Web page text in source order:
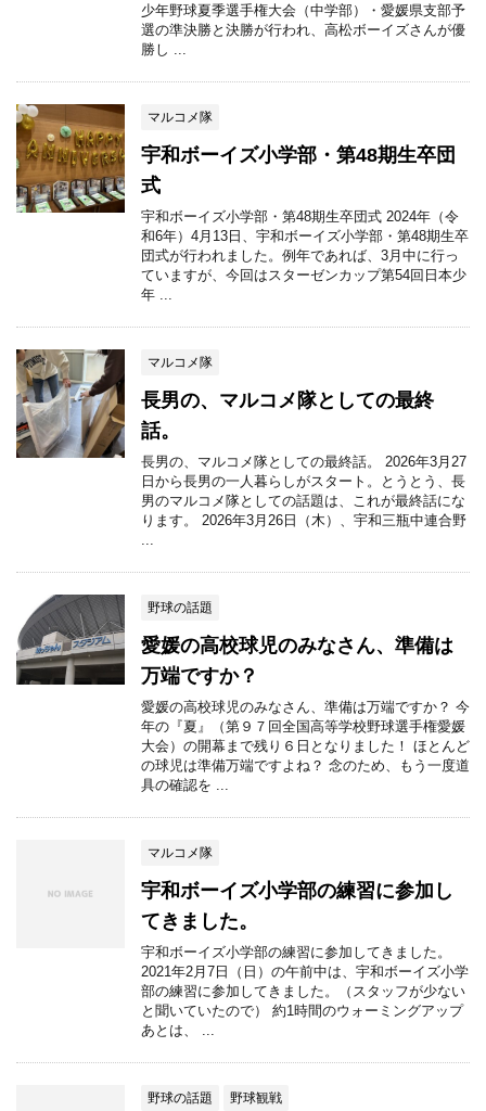
少年野球夏季選手権大会（中学部）・愛媛県支部予
選の準決勝と決勝が行われ、高松ボーイズさんが優
勝し ...
マルコメ隊
宇和ボーイズ小学部・第48期生卒団
式
宇和ボーイズ小学部・第48期生卒団式 2024年（令
和6年）4月13日、宇和ボーイズ小学部・第48期生卒
団式が行われました。例年であれば、3月中に行っ
ていますが、今回はスターゼンカップ第54回日本少
年 ...
マルコメ隊
長男の、マルコメ隊としての最終
話。
長男の、マルコメ隊としての最終話。 2026年3月27
日から長男の一人暮らしがスタート。とうとう、長
男のマルコメ隊としての話題は、これが最終話にな
ります。 2026年3月26日（木）、宇和三瓶中連合野
野球の話題
愛媛の高校球児のみなさん、準備は
万端ですか？
愛媛の高校球児のみなさん、準備は万端ですか？ 今
年の『夏』（第９７回全国高等学校野球選手権愛媛
大会）の開幕まで残り６日となりました！ ほとんど
の球児は準備万端ですよね？ 念のため、もう一度道
具の確認を ...
マルコメ隊
宇和ボーイズ小学部の練習に参加し
てきました。
宇和ボーイズ小学部の練習に参加してきました。
2021年2月7日（日）の午前中は、宇和ボーイズ小学
部の練習に参加してきました。（スタッフが少ない
と聞いていたので） 約1時間のウォーミングアップ
あとは、 ...
野球の話題 野球観戦